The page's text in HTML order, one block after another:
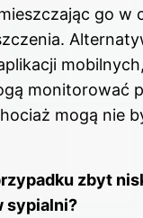
go w
monitorować
mogą nie
zbyt
sypialni?